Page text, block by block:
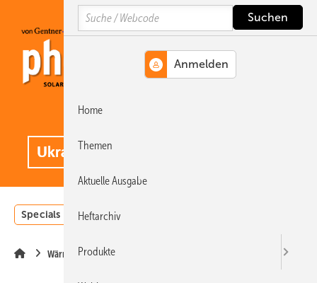
Hauptinhalt
Hauptmenü
SiteSearch
Specials Einstrahlungsatlas
Wärme
Search
Home
Themen
Aktuelle Ausgabe
Heftarchiv
Produkte